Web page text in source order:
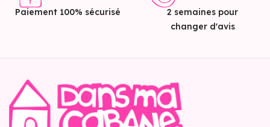
Paiement 100% sécurisé
2 semaines pour
changer d'avis